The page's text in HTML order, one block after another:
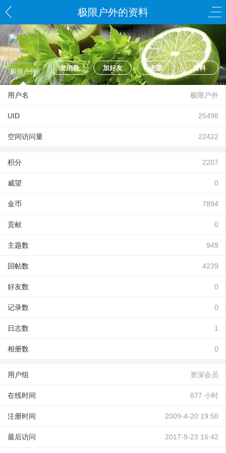
极限户外的资料
极限户外 发消息 加好友 主题 资料
用户名 极限户外
UID 25498
空间访问量 22422
积分 2207
威望 0
金币 7894
贡献 0
主题数 949
回帖数 4239
好友数 0
记录数 0
日志数 1
相册数 0
用户组 资深会员
在线时间 877 小时
注册时间 2009-4-20 19:50
最后访问 2017-9-23 16:42